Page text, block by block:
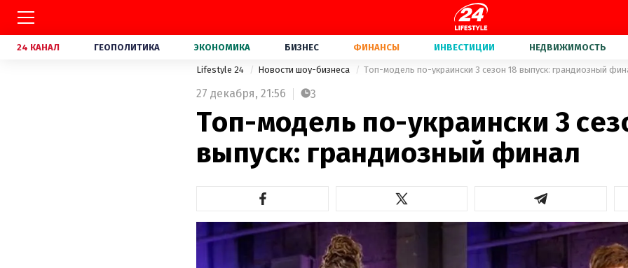
24 КАНАЛ ГЕОПОЛИТИКА ЭКОНОМИКА БИЗНЕС ФИНАНСЫ ИНВЕСТИЦИИ НЕДВИЖИМОСТЬ
Lifestyle 24 Новости шоу-бизнеса Топ-модель по-украински 3 сезон 18 выпуск: грандиозный
27 декабря, 21:56 3
Топ-модель по-украински 3
выпуск: грандиозный финал